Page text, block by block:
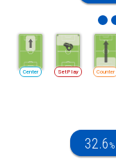
Counter
SetPlay
Center
32.6 %